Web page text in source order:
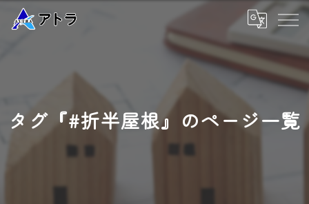
タグ『#折半屋根』のページ一覧